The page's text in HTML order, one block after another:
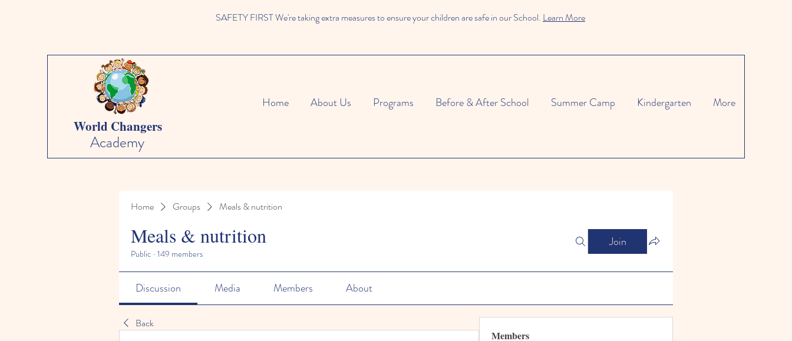
SAFETY FIRST We're taking extra measures to ensure your children are safe in our School. Learn More
World Changers
Academy
Home About Us Programs Before & After School Summer Camp Kindergarten More
Home Groups Meals & nutrition
Meals & nutrition
Public · 149 members
Join
Discussion Media Members About
Back
Members